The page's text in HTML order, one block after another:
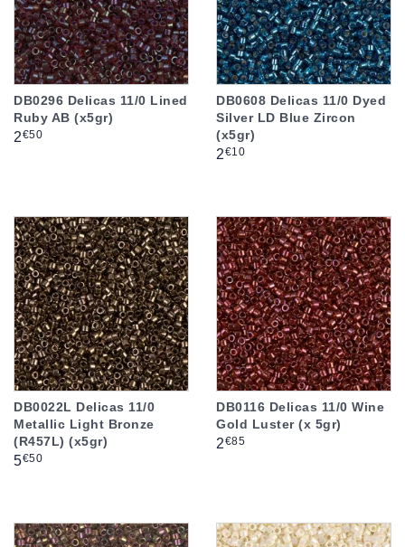
DB0296 Delicas 11/0 Lined
Ruby AB (x5gr)
Prix
2€50
DB0608 Delicas 11/0 Dyed
Silver LD Blue Zircon
(x5gr)
Prix
2€10
DB0022L Delicas 11/0
Metallic Light Bronze
(R457L) (x5gr)
Prix
5€50
DB0116 Delicas 11/0 Wine
Gold Luster (x 5gr)
Prix
2€85